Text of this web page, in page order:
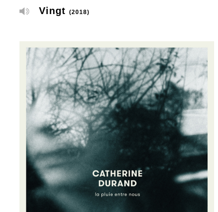
Vingt (2018)